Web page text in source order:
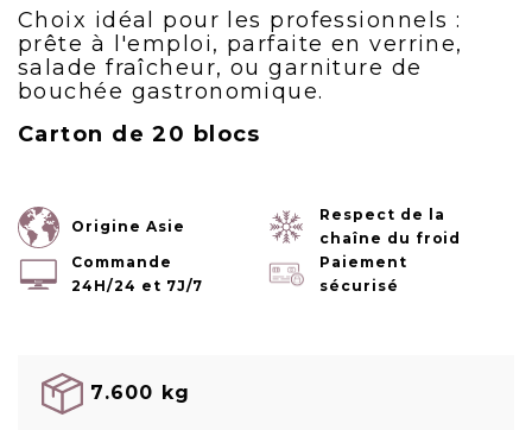
Choix idéal pour les professionnels :
prête à l'emploi, parfaite en verrine,
salade fraîcheur, ou garniture de
bouchée gastronomique.
Carton de 20 blocs
Origine Asie
Respect de la
chaîne du froid
Commande
24H/24 et 7J/7
Paiement
sécurisé
7.600 kg